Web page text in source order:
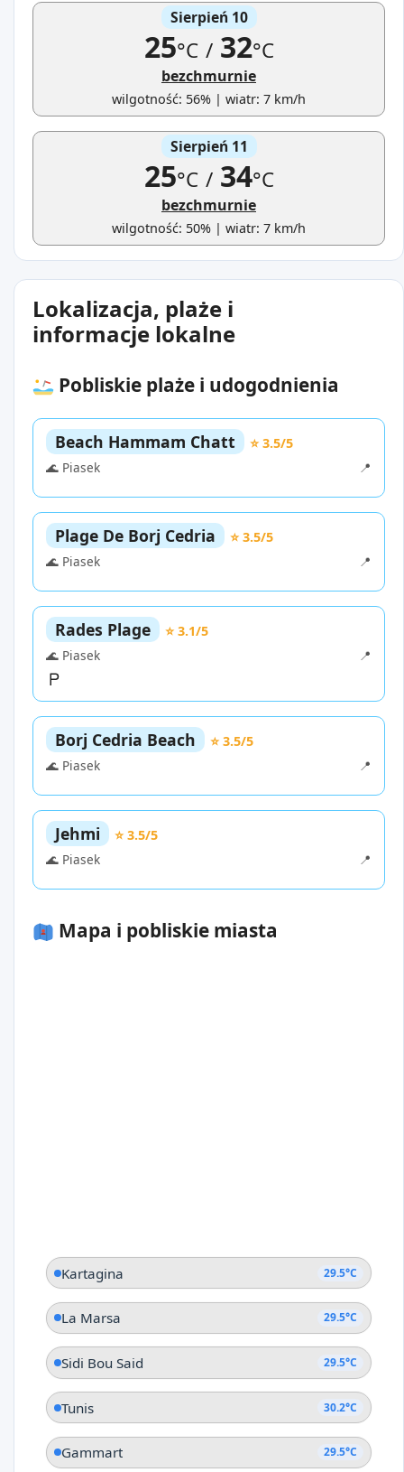
Sierpień 10
25°C /32°C
bezchmurnie
wilgotność: 56% | wiatr: 7 km/h
Sierpień 11
25°C /34°C
bezchmurnie
wilgotność: 50% | wiatr: 7 km/h
Lokalizacja, plaże i
informacje lokalne
Pobliskie plaże i udogodnienia
Beach Hammam Chatt
⭐ 3.5/5
🌊 Piasek
📍
Plage De Borj Cedria
⭐ 3.5/5
🌊 Piasek
📍
Rades Plage
⭐ 3.1/5
🌊 Piasek
📍
Borj Cedria Beach
⭐ 3.5/5
🌊 Piasek
📍
Jehmi
⭐ 3.5/5
🌊 Piasek
📍
Mapa i pobliskie miasta
Kartagina 29.5°C
La Marsa 29.5°C
Sidi Bou Said 29.5°C
Tunis 30.2°C
Gammart 29.5°C